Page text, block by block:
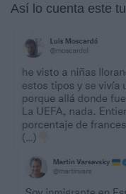
Así lo cuenta este